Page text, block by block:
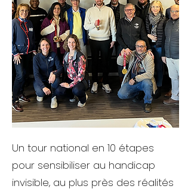
Un tour national en 10 étapes
pour sensibiliser au handicap
invisible, au plus près des réalités